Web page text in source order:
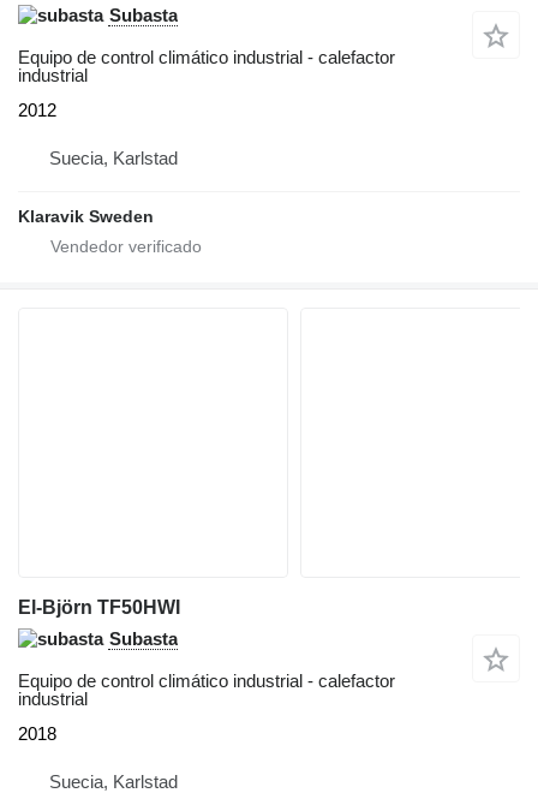
Subasta
Equipo de control climático industrial - calefactor
industrial
2012
Suecia, Karlstad
Klaravik Sweden
El-Björn TF50HWI
Subasta
Equipo de control climático industrial - calefactor
industrial
2018
Suecia, Karlstad